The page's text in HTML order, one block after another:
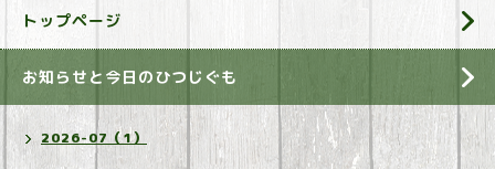
トップページ
お知らせと今日のひつじぐも
2026-07（1）